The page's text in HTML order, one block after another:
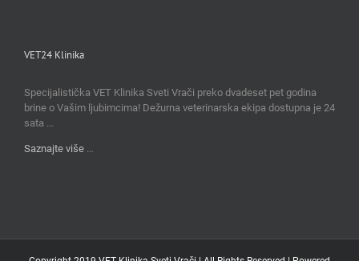
VET24 Klinika
Specijalistička VET Klinika Sveti Vrači preko dvadeset pet godina
brine o Vašim ljubimcima! Dežurna veterinarska ekipa dostupna je 24
sata …
Saznajte više …